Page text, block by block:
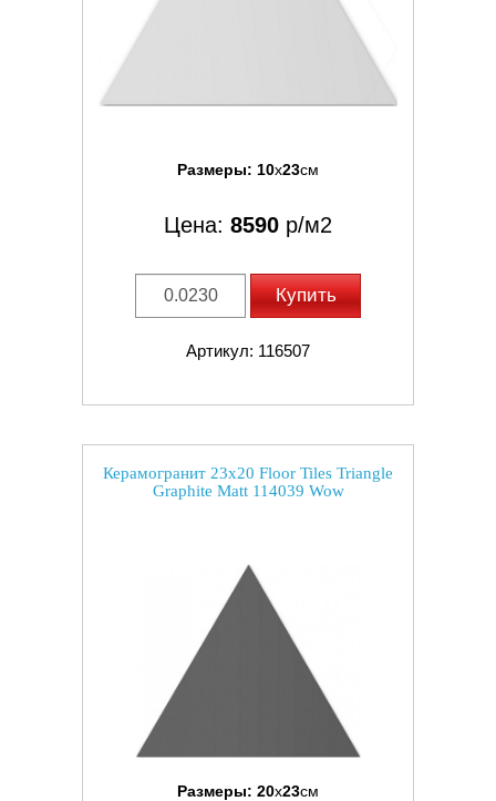
Размеры: 10x23см
Цена: 8590 р/м2
Купить
Артикул: 116507
Керамогранит 23x20 Floor Tiles Triangle
Graphite Matt 114039 Wow
Размеры: 20x23см